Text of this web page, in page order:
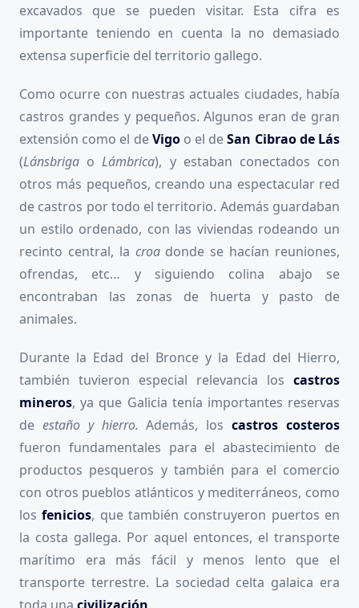
excavados que se pueden visitar. Esta cifra es
importante teniendo en cuenta la no demasiado
extensa superficie del territorio gallego.
Como ocurre con nuestras actuales ciudades, había
castros grandes y pequeños. Algunos eran de gran
extensión como el deVigo o el deSan Cibrao de Lás
(Lánsbriga oLámbrica), y estaban conectados con
otros más pequeños, creando una espectacular red
de castros por todo el territorio. Además guardaban
un estilo ordenado, con las viviendas rodeando un
recinto central, la croa donde se hacían reuniones,
ofrendas, etc… y siguiendo colina abajo se
encontraban las zonas de huerta y pasto de
animales.
Durante la Edad del Bronce y la Edad del Hierro,
también tuvieron especial relevancia los castros
mineros, ya que Galicia tenía importantes reservas
de estaño y hierro.Además, loscastros costeros
fueron fundamentales para el abastecimiento de
productos pesqueros y también para el comercio
con otros pueblos atlánticos y mediterráneos, como
losfenicios, que también construyeron puertos en
la costa gallega. Por aquel entonces, el transporte
marítimo era más fácil y menos lento que el
transporte terrestre. La sociedad celta galaica era
toda una civilización.